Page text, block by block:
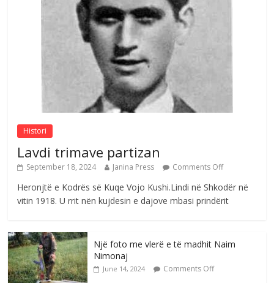
Çlirimtari Mentor Mushkolaj nderohet
me mirenjohje nga Xhevdet Qeriqi Dega
e invalidëve në Fushë Kosovë
August 4, 2026 Comments Off
Sulm , pse të dua ty
August 8, 2026 Comments Off
Histori
Lavdi trimave partizan
September 18, 2024 Janina Press Comments Off
Heronjtë e Kodrës së Kuqe Vojo Kushi.Lindi në Shkodër në
vitin 1918. U rrit nën kujdesin e dajove mbasi prindërit
Një foto me vlerë e të madhit Naim
Nimonaj
June 14, 2024 Comments Off